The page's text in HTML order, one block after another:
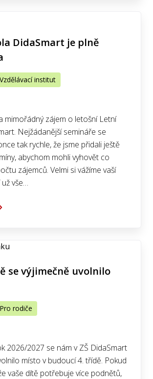
DidaSmart je plně
Vzdělávací institut
mimořádný zájem o letošní Letní
Nejžádanější semináře se
tak rychle, že jsme přidali ještě
abychom mohli vyhovět co
zájemců. Velmi si vážíme vaší
vše…
se výjimečně uvolnilo
Pro rodiče
2026/2027 se nám v ZŠ DidaSmart
místo v budoucí 4. třídě. Pokud
vaše dítě potřebuje více podnětů,